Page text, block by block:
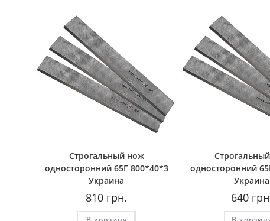
Строгальный нож
односторонний 65Г 800*40*3
Украина
810 грн.
односторонний
Украина
640